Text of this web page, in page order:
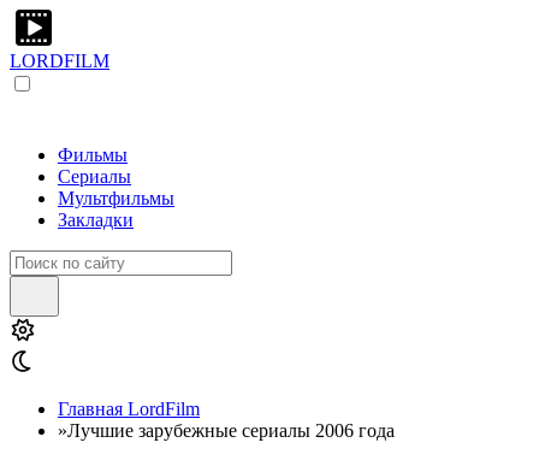
LORDFILM
Фильмы
Сериалы
Мультфильмы
Закладки
Главная LordFilm
»Лучшие зарубежные сериалы 2006 года